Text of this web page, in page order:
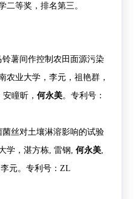
二等奖，排名第三。
薯间作控制农田面源污染
农业大学，李元，祖艳群，
安瞳昕， 何永美。专利号：
丝对土壤淋溶影响的试验
学， 湛方栋 雷钢 何永美,
李元。 专利号： ZL